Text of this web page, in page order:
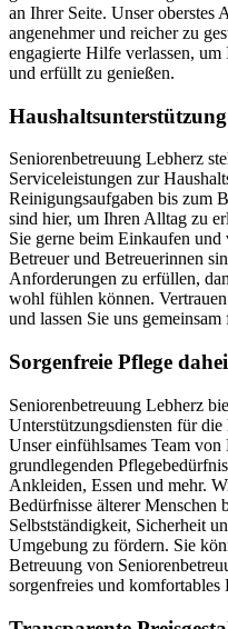
an Ihrer Seite. Unser oberstes
angenehmer und reicher zu
engagierte Hilfe verlassen,
und erfüllt zu genießen.
Seniorenbetreuung Lebherz
Serviceleistungen zur
Reinigungsaufgaben bis zum
sind hier, um Ihren Alltag zu
Sie gerne beim Einkaufen
Betreuer und Betreuerinnen
Anforderungen zu erfüllen,
wohl fühlen können.
und lassen Sie uns
Sorgenfreie Pflege
Seniorenbetreuung Lebherz
Unterstützungsdiensten für
Unser einfühlsames Team
grundlegenden
Ankleiden, Essen und mehr.
Bedürfnisse älterer Menschen
Selbstständigkeit, Sicherheit
Umgebung zu fördern. Sie
Betreuung von
sorgenfreies und